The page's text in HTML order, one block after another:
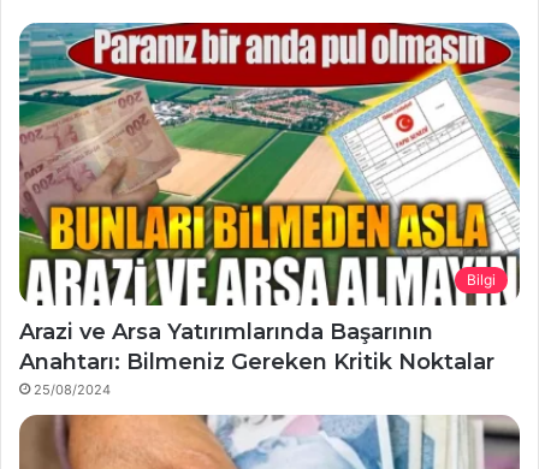
Bilgi
Arazi ve Arsa Yatırımlarında Başarının
Anahtarı: Bilmeniz Gereken Kritik Noktalar
25/08/2024